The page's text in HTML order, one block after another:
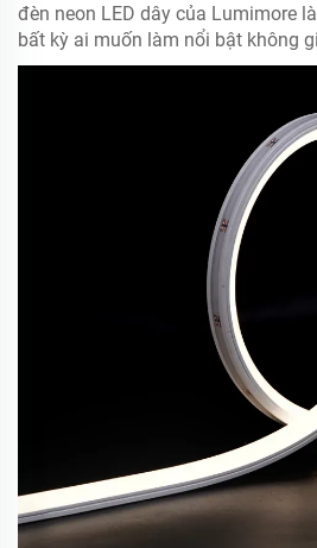
đèn neon LED dây của Lumimore
bất kỳ ai muốn làm nổi bật không